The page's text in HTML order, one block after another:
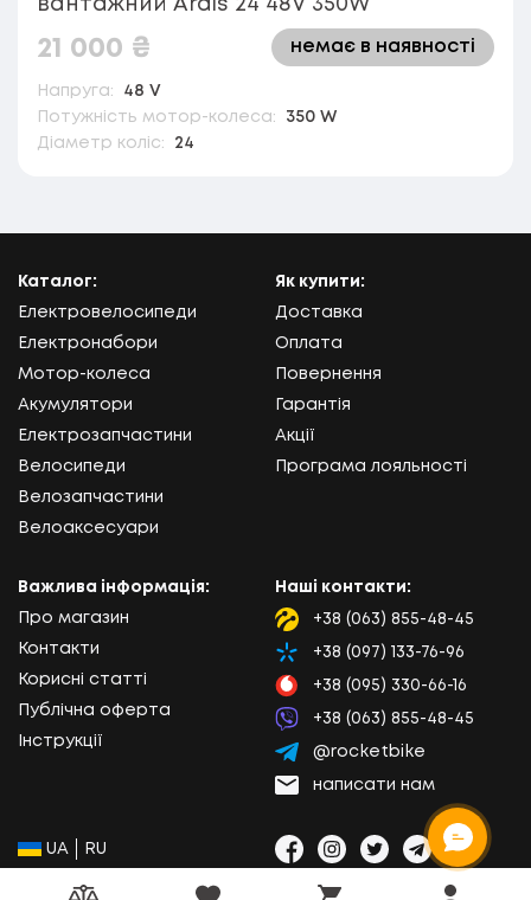
вантажний Ardis 24 48V 350W
21 000 ₴ немає в наявності
Напруга:
48 V
Потужність мотор-колеса:
350 W
Діаметр коліс:
24
Каталог:
Електровелосипеди
Електронабори
Мотор-колеса
Акумулятори
Електрозапчастини
Велосипеди
Велозапчастини
Велоаксесуари
Як купити:
Доставка
Оплата
Повернення
Гарантія
Акції
Програма лояльності
Важлива інформація:
Про магазин
Контакти
Корисні статті
Публічна оферта
Інструкції
Наші контакти:
Lifecell
+38 (063) 855-48-45
Kyivstar
+38 (097) 133-76-96
Vodafone
+38 (095) 330-66-16
Viber
+38 (063) 855-48-45
Telegram
@rocketbike
Email
написати нам
Соціальні мережі:
Facebook
Instagram
TwitterTelegram
Viber
Вибір мови сайту:
UA RU